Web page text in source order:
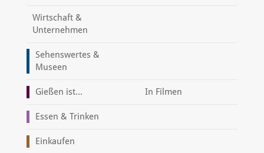
Wirtschaft &
Unternehmen
Sehenswertes &
Museen
Gießen ist... In Filmen
Essen & Trinken
Einkaufen